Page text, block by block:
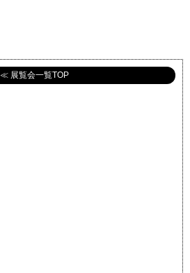
≪ 展覧会一覧TOP